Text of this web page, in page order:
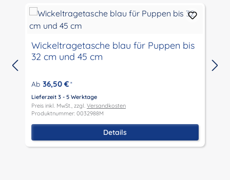
Wickeltragetasche blau für Puppen bis
32 cm und 45 cm
Ab 36,50 € *
Lieferzeit 3 - 5 Werktage
Preis inkl. MwSt., zzgl. Versandkosten
Produktnummer: 0032988M
Details